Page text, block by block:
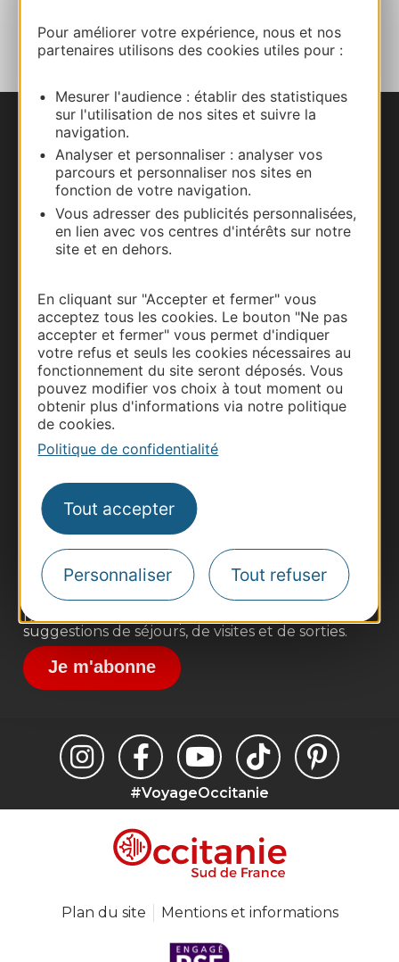
Pour améliorer votre expérience, nous et nos
partenaires utilisons des cookies utiles pour :
Mesurer l'audience : établir des statistiques
sur l'utilisation de nos sites et suivre la
navigation.
Analyser et personnaliser : analyser vos
parcours et personnaliser nos sites en
fonction de votre navigation.
Vous adresser des publicités personnalisées,
en lien avec vos centres d'intérêts sur notre
site et en dehors.
En cliquant sur "Accepter et fermer" vous
acceptez tous les cookies. Le bouton "Ne pas
accepter et fermer" vous permet d'indiquer
votre refus et seuls les cookies nécessaires au
fonctionnement du site seront déposés. Vous
pouvez modifier vos choix à tout moment ou
obtenir plus d'informations via notre politique
de cookies.
Politique de confidentialité
Tout accepter
Personnaliser Tout refuser
Nous contacter
Carte interactive
Documentation
Pros d'Occitanie
Site presse et d'influence
Destination Sport
Inscrivez-vous à la lettre d'information
Destination Occitanie pour recevoir des
suggestions de séjours, de visites et de sorties.
Je m'abonne
#VoyageOccitanie
Plan du site Mentions et informations